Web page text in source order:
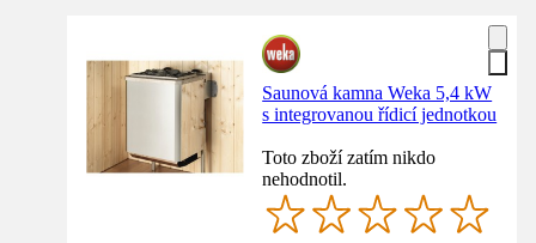
Saunová kamna Weka 5,4 kW
s integrovanou řídicí jednotkou
Toto zboží zatím nikdo
nehodnotil.